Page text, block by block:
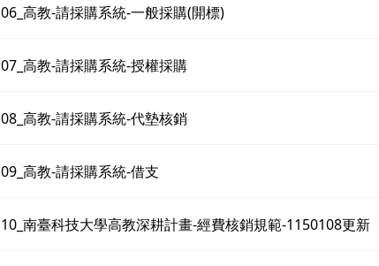
06_高教-請採購系統-一般採購(開標)
07_高教-請採購系統-授權採購
08_高教-請採購系統-代墊核銷
09_高教-請採購系統-借支
10_南臺科技大學高教深耕計畫-經費核銷規範-1150108更新